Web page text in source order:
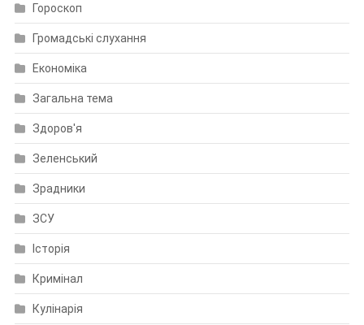
Гороскоп
Громадські слухання
Економіка
Загальна тема
Здоров'я
Зеленський
Зрадники
ЗСУ
Історія
Кримінал
Кулінарія